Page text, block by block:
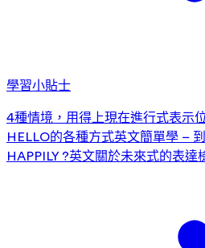
學習小貼士
4種情境，用得上現在進行式表示
HELLO的各種方式英文簡單學 –
HAPPILY ?英文關於未來式的表達